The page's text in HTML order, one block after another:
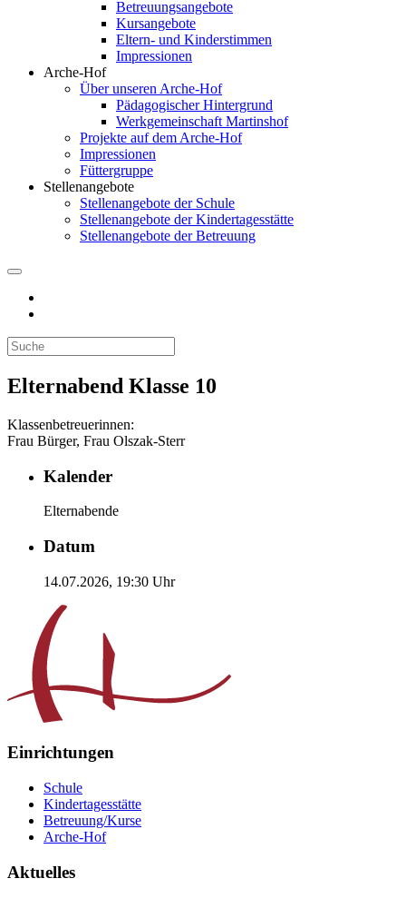
Betreuungsangebote
Kursangebote
Eltern- und Kinderstimmen
Impressionen
Arche-Hof
Über unseren Arche-Hof
Pädagogischer Hintergrund
Werkgemeinschaft Martinshof
Projekte auf dem Arche-Hof
Impressionen
Füttergruppe
Stellenangebote
Stellenangebote der Schule
Stellenangebote der Kindertagesstätte
Stellenangebote der Betreuung
Elternabend Klasse 10
Klassenbetreuerinnen:
Frau Bürger, Frau Olszak-Sterr
Kalender
Elternabende
Datum
14.07.2026, 19:30 Uhr
Einrichtungen
Schule
Kindertagesstätte
Betreuung/Kurse
Arche-Hof
Aktuelles